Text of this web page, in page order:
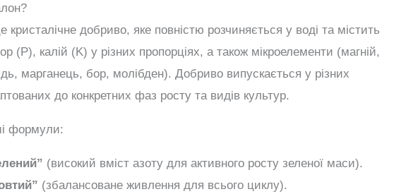
добриво, яке повністю розчиняється у воді та містить
(P), калій (K) у різних пропорціях, а також мікроелементи (магній,
марганець, бор, молібден). Добриво випускається у різних
до конкретних фаз росту та видів культур.
формули:
(високий вміст азоту для активного росту зеленої маси).
(збалансоване живлення для всього циклу).